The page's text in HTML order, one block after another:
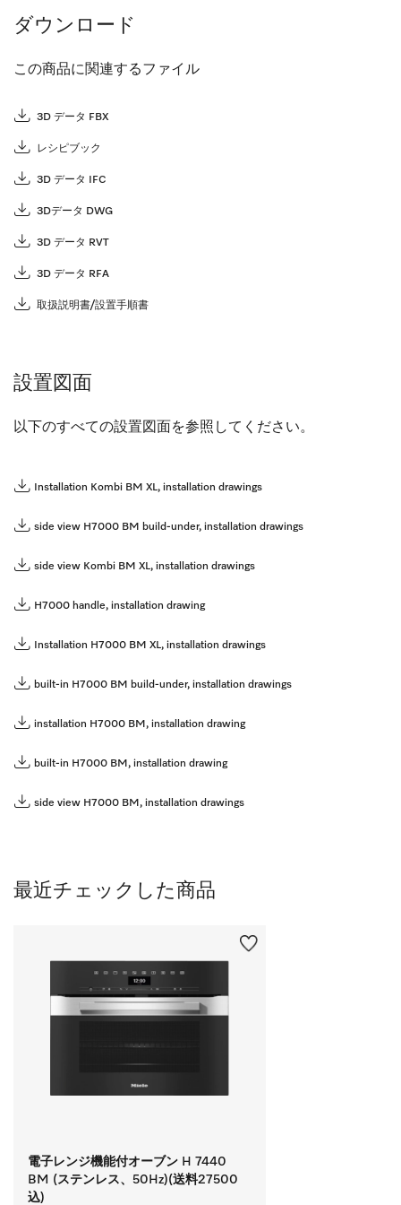
ダウンロード
この商品に関連するファイル
3D データ FBX
レシピブック
3D データ IFC
3Dデータ DWG
3D データ RVT
3D データ RFA
取扱説明書/設置手順書
設置図面
以下のすべての設置図面を参照してください。
Installation Kombi BM XL, installation drawings
side view H7000 BM build-under, installation drawings
side view Kombi BM XL, installation drawings
H7000 handle, installation drawing
Installation H7000 BM XL, installation drawings
built-in H7000 BM build-under, installation drawings
installation H7000 BM, installation drawing
built-in H7000 BM, installation drawing
side view H7000 BM, installation drawings
最近チェックした商品
電子レンジ機能付オーブン H 7440
BM (ステンレス、50Hz)(送料27500
込)